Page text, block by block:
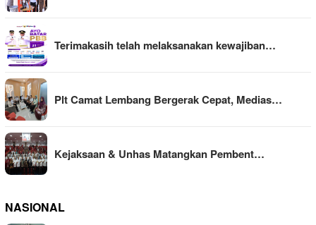
Terimakasih telah melaksanakan kewajiban…
Plt Camat Lembang Bergerak Cepat, Medias…
Kejaksaan & Unhas Matangkan Pembent…
NASIONAL